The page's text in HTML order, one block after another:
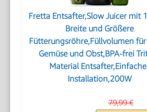
Fretta Entsafter,Slow Juicer mit
Breite und Größere
Fütterungsröhre,Füllvolumen
Gemüse und Obst,BPA-frei
Material
Installation,200W
79,99 €